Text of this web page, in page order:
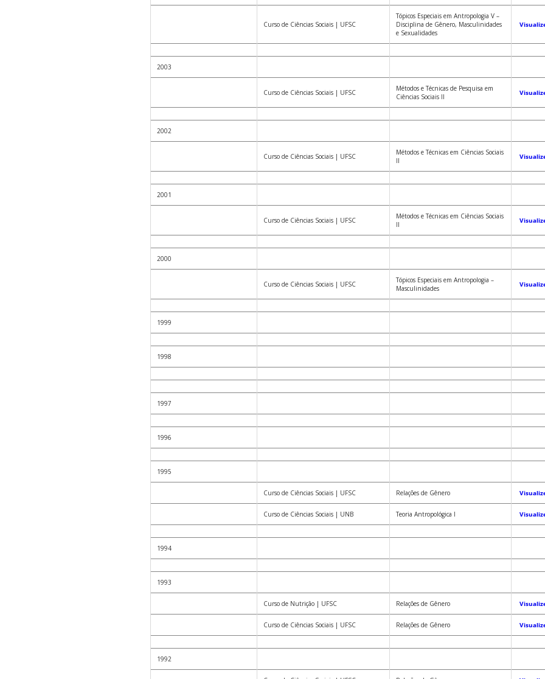
Curso de Ciências Sociais | UFSC
Tópicos Especiais em Antropologia V –
Disciplina de Gênero, Masculinidades
e Sexualidades
2003
Curso de Ciências Sociais | UFSC
Métodos e Técnicas de Pesquisa em
Ciências Sociais II
2002
Curso de Ciências Sociais | UFSC
Métodos e Técnicas em Ciências Sociais
II
2001
Curso de Ciências Sociais | UFSC
Métodos e Técnicas em Ciências Sociais
II
2000
Curso de Ciências Sociais | UFSC
Tópicos Especiais em Antropologia –
Masculinidades
1999
1998
1997
1996
1995
Curso de Ciências Sociais | UFSC Relações de Gênero
Curso de Ciências Sociais | UNB Teoria Antropológica I
1994
1993
Curso de Nutrição | UFSC Relações de Gênero
Curso de Ciências Sociais | UFSC Relações de Gênero
1992